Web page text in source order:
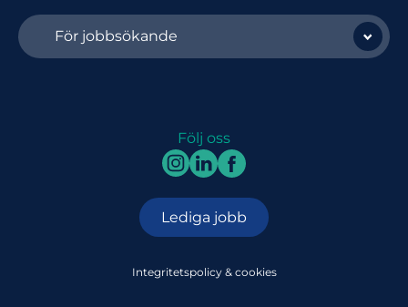
För jobbsökande
Följ oss
Lediga jobb
Integritetspolicy & cookies